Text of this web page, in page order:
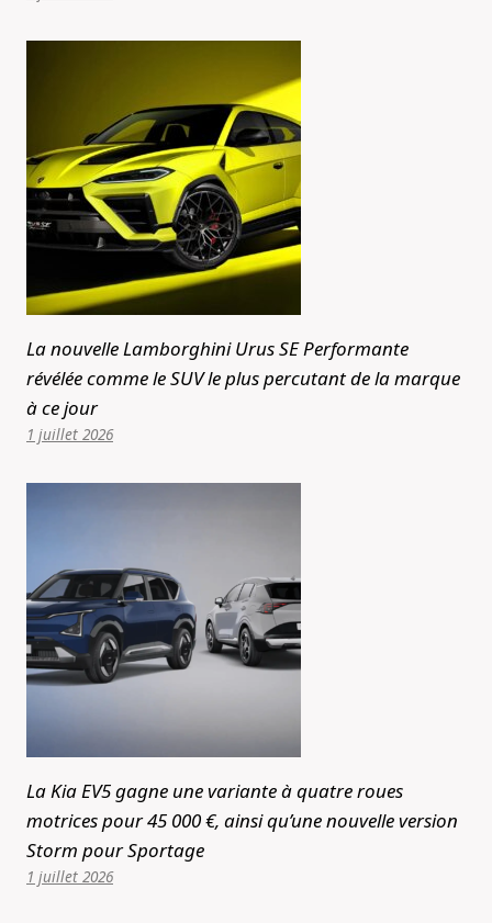
La nouvelle Lamborghini Urus SE Performante
révélée comme le SUV le plus percutant de la marque
à ce jour
1 juillet 2026
La Kia EV5 gagne une variante à quatre roues
motrices pour 45 000 €, ainsi qu’une nouvelle version
Storm pour Sportage
1 juillet 2026